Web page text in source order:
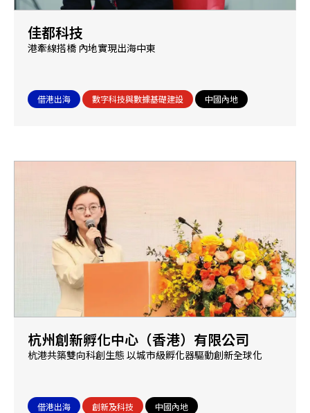
佳都科技
港牽線搭橋 內地實現出海中東
借港出海 數字科技與數據基礎建設 中國內地
杭州創新孵化中心（香港）有限公司
杭港共築雙向科創生態 以城市級孵化器驅動創新全球化
借港出海 創新及科技 中國內地